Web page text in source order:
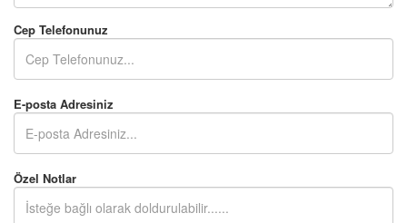
Cep Telefonunuz
E-posta Adresiniz
Özel Notlar